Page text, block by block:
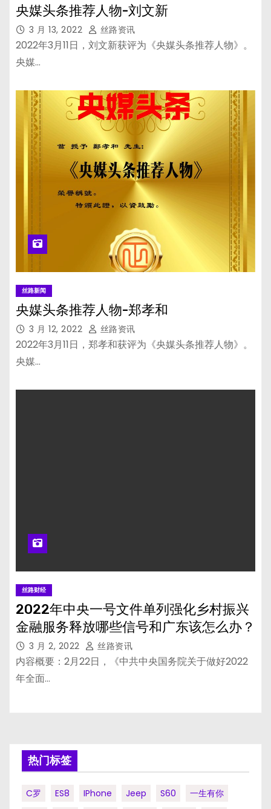
央媒头条推荐人物-刘文新
3 月 13, 2022 丝路资讯
2022年3月11日，刘文新获评为《央媒头条推荐人物》。
央媒…
丝路新闻
央媒头条推荐人物-郑孝和
3 月 12, 2022 丝路资讯
2022年3月11日，郑孝和获评为《央媒头条推荐人物》。
央媒…
丝路财经
2022年中央一号文件单列强化乡村振兴
金融服务释放哪些信号和广东该怎么办？
3 月 2, 2022 丝路资讯
内容概要：2月22日，《中共中央国务院关于做好2022
年全面…
热门标签
C罗 ES8 IPhone Jeep S60 一生有你